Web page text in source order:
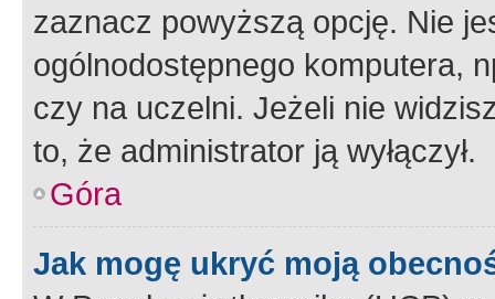
zaznacz powyższą opcję. Nie
ogólnodostępnego komputera,
czy na uczelni. Jeżeli nie
to, że administrator ją wyłączył.
Góra
Jak mogę ukryć moją